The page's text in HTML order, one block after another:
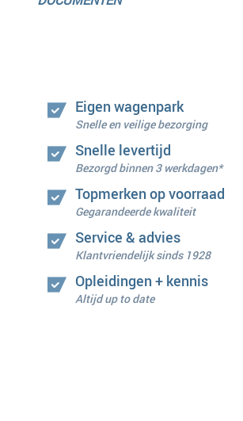
Eigen wagenpark
Snelle en veilige bezorging
Snelle levertijd
Bezorgd binnen 3 werkdagen*
Topmerken op voorraad
Gegarandeerde kwaliteit
Service & advies
Klantvriendelijk sinds 1928
Opleidingen + kennis
Altijd up to date